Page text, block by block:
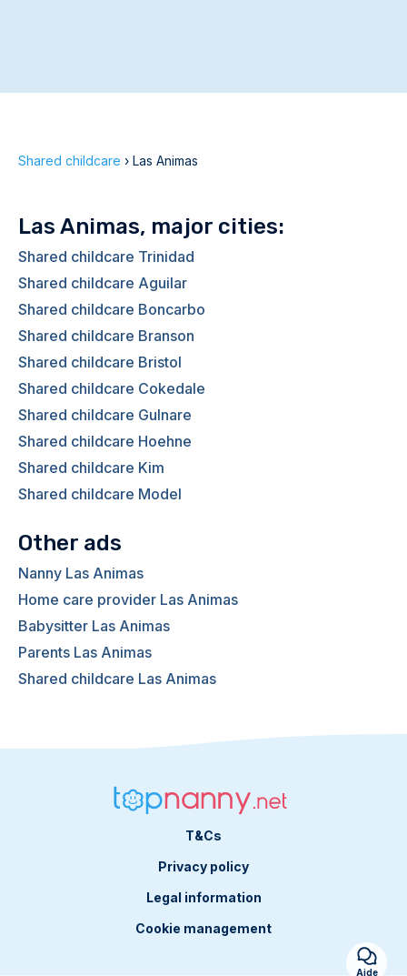
Shared childcare › Las Animas
Las Animas, major cities:
Shared childcare Trinidad
Shared childcare Aguilar
Shared childcare Boncarbo
Shared childcare Branson
Shared childcare Bristol
Shared childcare Cokedale
Shared childcare Gulnare
Shared childcare Hoehne
Shared childcare Kim
Shared childcare Model
Other ads
Nanny Las Animas
Home care provider Las Animas
Babysitter Las Animas
Parents Las Animas
Shared childcare Las Animas
T&Cs
Privacy policy
Legal information
Cookie management
Aide